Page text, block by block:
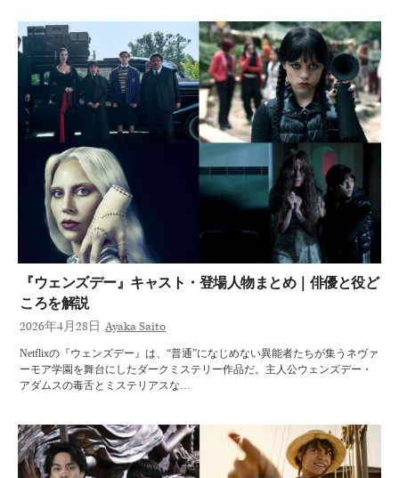
『ウェンズデー』キャスト・登場人物まとめ｜俳優と役ど
ころを解説
2026年4月28日 Ayaka Saito
Netflixの『ウェンズデー』は、“普通”になじめない異能者たちが集うネヴァ
ーモア学園を舞台にしたダークミステリー作品だ。主人公ウェンズデー・
アダムスの毒舌とミステリアスな…